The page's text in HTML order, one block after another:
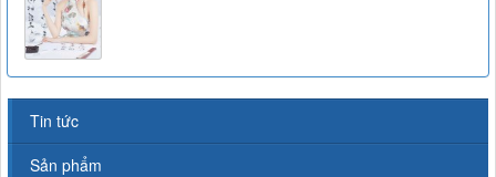
Tin tức
Sản phẩm